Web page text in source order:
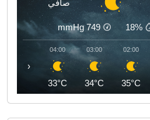
صافي
18%
749
mmHg
02:00
35°C
03:00
34°C
04:00
33°C
‹